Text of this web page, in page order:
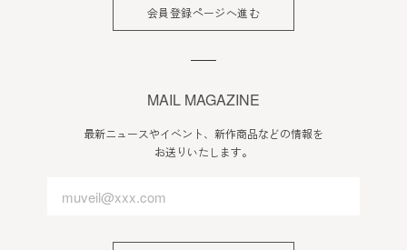
会員登録ページへ進む
MAIL MAGAZINE
最新ニュースやイベント、新作商品などの情報を
お送りいたします。